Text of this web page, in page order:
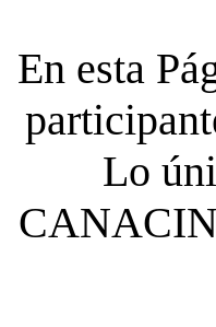
En esta
Lo